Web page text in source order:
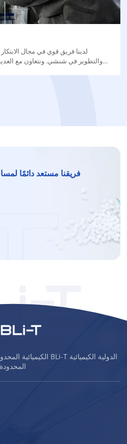
لدينا فريق قوي في مجال
والتطوير في شنشي. ونتعاون مع
فريقنا مستعد دائمًا
المحدودة